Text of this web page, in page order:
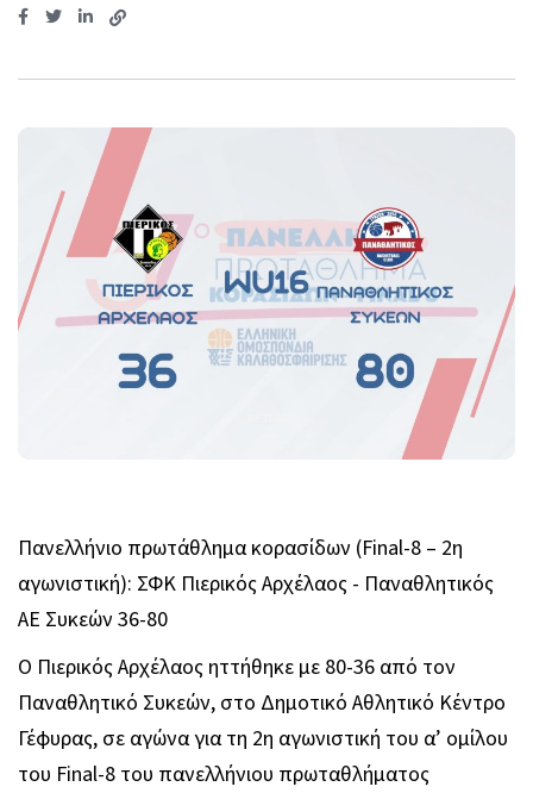
Πανελλήνιο πρωτάθλημα κορασίδων (Final-8 – 2η
αγωνιστική): ΣΦΚ Πιερικός Αρχέλαος - Παναθλητικός
ΑΕ Συκεών 36-80
Ο Πιερικός Αρχέλαος ηττήθηκε με 80-36 από τον
Παναθλητικό Συκεών, στο Δημοτικό Αθλητικό Κέντρο
Γέφυρας, σε αγώνα για τη 2η αγωνιστική του α’ ομίλου
του Final-8 του πανελλήνιου πρωταθλήματος